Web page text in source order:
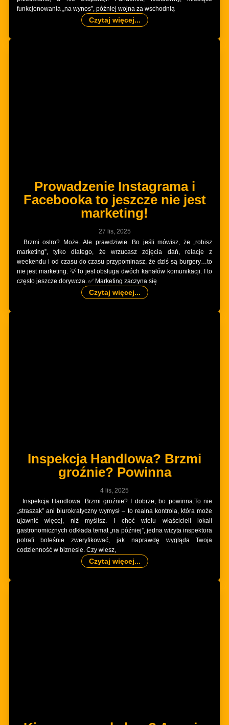
funkcjonowania „na wynos”, później wojna za wschodnią
Czytaj więcej...
Prowadzenie Instagrama i
Facebooka to jeszcze nie jest
marketing!
27 lis, 2025
Brzmi ostro? Może. Ale prawdziwie. Bo jeśli mówisz, że „robisz
marketing”, tylko dlatego, że wrzucasz zdjęcia dań, relacje z
weekendu i od czasu do czasu przypominasz, że dziś są burgery…to
nie jest marketing. 💡To jest obsługa dwóch kanałów komunikacji. I to
często jeszcze dorywcza. ✅ Marketing zaczyna się
Czytaj więcej...
Inspekcja Handlowa? Brzmi
groźnie? Powinna
4 lis, 2025
Inspekcja Handlowa. Brzmi groźnie? I dobrze, bo powinna.To nie
„straszak” ani biurokratyczny wymysł – to realna kontrola, która może
ujawnić więcej, niż myślisz. I choć wielu właścicieli lokali
gastronomicznych odkłada temat „na później”, jedna wizyta inspektora
potrafi boleśnie zweryfikować, jak naprawdę wygląda Twoja
codzienność w biznesie. Czy wiesz,
Czytaj więcej...